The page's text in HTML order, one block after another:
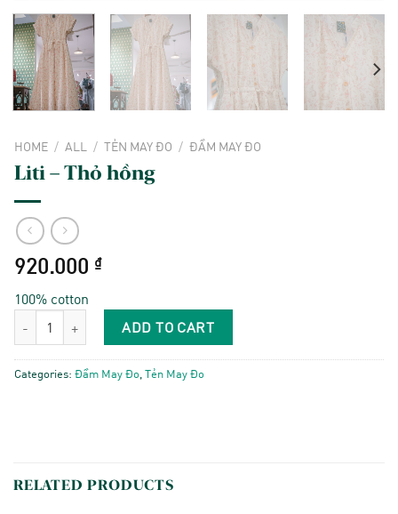
HOME / ALL / TẺN MAY ĐO / ĐẦM MAY ĐO
Liti – Thỏ hồng
920.000 ₫
100% cotton
Liti - Thỏ hồng quantityADD TO CART
Categories: Đầm May Đo,Tẻn May Đo
RELATED PRODUCTS